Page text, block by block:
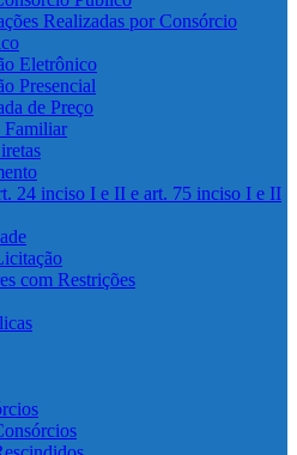
Realizadas por Consórcio
Eletrônico
Presencial
de Preço
24 inciso I e II e art. 75 inciso I e II
com Restrições